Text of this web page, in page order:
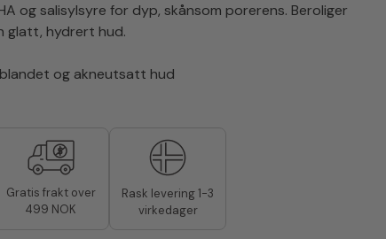
og salisylsyre for dyp, skånsom porerens. Beroliger
glatt, hydrert hud.
og akneutsatt hud
Gratis frakt over
499 NOK
Rask levering 1-3
virkedager